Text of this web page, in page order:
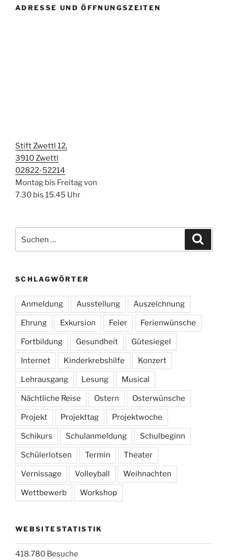
ADRESSE UND ÖFFNUNGSZEITEN
Stift Zwettl 12,
3910 Zwettl
02822-52214
Montag bis Freitag von
7.30 bis 15.45 Uhr
nach:
SCHLAGWÖRTER
Anmeldung Ausstellung Auszeichnung
Ehrung Exkursion Feier Ferienwünsche
Fortbildung Gesundheit Gütesiegel
Internet Kinderkrebshilfe Konzert
Lehrausgang Lesung Musical
Nächtliche Reise Ostern Osterwünsche
Projekt Projekttag Projektwoche
Schikurs Schulanmeldung Schulbeginn
Schülerlotsen Termin Theater
Vernissage Volleyball Weihnachten
Wettbewerb Workshop
WEBSITESTATISTIK
418.780 Besuche